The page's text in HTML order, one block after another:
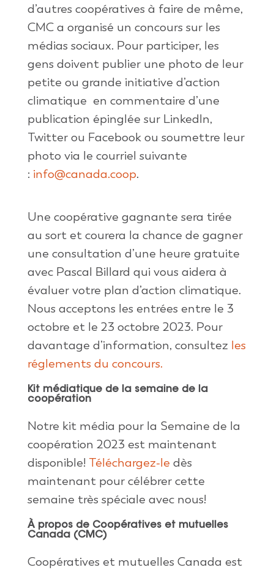
d’autres coopératives à faire de même,
CMCa organisé un concours sur les
médias sociaux. Pour participer, les
gens doivent publier une photo de leur
petite ou grande initiative d’action
climatique en commentaire d’une
publication épinglée sur LinkedIn,
Twitterou Facebookou soumettre leur
photo via le courriel suivante
: info@canada.coop.
Une coopérative gagnante sera tirée
au sort etcourera la chance de gagner
une consultation d’une heure gratuite
avec Pascal Billard qui vous aidera à
évaluer votre plan d’action climatique.
Nous acceptons les entrées entre le 3
octobre et le 23 octobre 2023. Pour
davantage d’information, consultez les
réglements du concours.
Kit médiatiquede la semainede la
coopération
Notre kit média pour la Semaine de la
coopération 2023 est maintenant
disponible! Téléchargez-le dès
maintenant pour célébrer cette
semaine très spéciale avec nous!
À propos de Coopératives et mutuelles
Canada (CMC)
Coopératives et mutuelles Canada est